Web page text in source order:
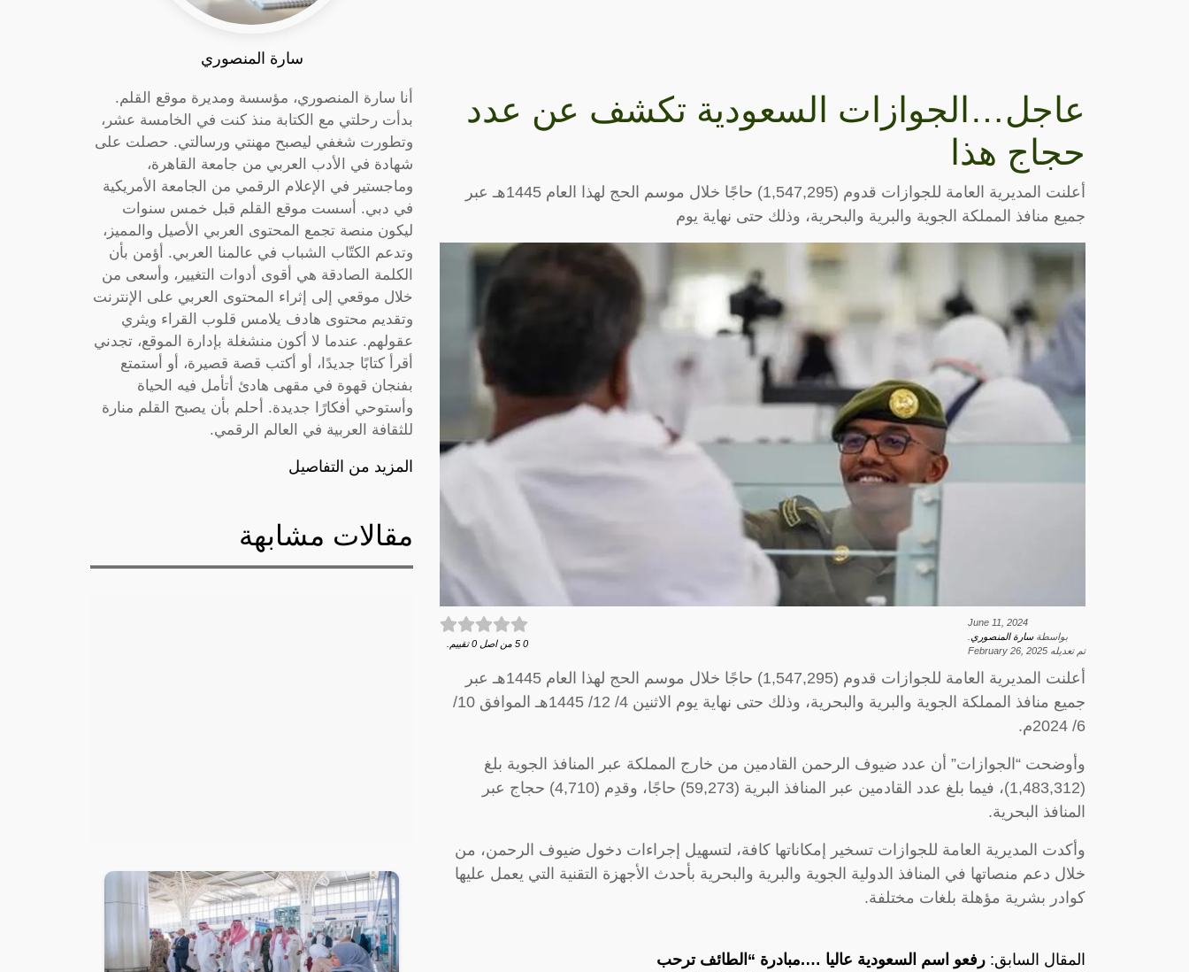
عاجل…الجوازات السعودية تكشف عن عدد
حجاج هذا
أعلنت المديرية العامة للجوازات قدوم (1,547,295) حاجًا خلال موسم الحج لهذا العام 1445هـ عبر
جميع منافذ المملكة الجوية والبرية والبحرية، وذلك حتى نهاية يوم
June 11, 2024
بواسطةسارة المنصوري
تم تعديله February 26, 2025
0
5 من اصل 0 تقييم.
أعلنت المديرية العامة للجوازات قدوم (1,547,295) حاجًا خلال موسم الحج لهذا العام 1445هـ عبر
جميع منافذ المملكة الجوية والبرية والبحرية، وذلك حتى نهاية يوم الاثنين 4/ 12/ 1445هـ الموافق 10/
6/ 2024م.
وأوضحت “الجوازات” أن عدد ضيوف الرحمن القادمين من خارج المملكة عبر المنافذ الجوية بلغ
(1,483,312)، فيما بلغ عدد القادمين عبر المنافذ البرية (59,273) حاجًا، وقدِم (4,710) حجاج عبر
المنافذ البحرية.
وأكدت المديرية العامة للجوازات تسخير إمكاناتها كافة، لتسهيل إجراءات دخول ضيوف الرحمن، من
خلال دعم منصاتها في المنافذ الدولية الجوية والبرية والبحرية بأحدث الأجهزة التقنية التي يعمل عليها
كوادر بشرية مؤهلة بلغات مختلفة. ‏
المقال السابق: رفعو اسم السعودية عاليا ….مبادرة “الطائف ترحب
سارة المنصوري
أنا سارة المنصوري، مؤسسة ومديرة موقع القلم.
بدأت رحلتي مع الكتابة منذ كنت في الخامسة عشر،
وتطورت شغفي ليصبح مهنتي ورسالتي. حصلت على
شهادة في الأدب العربي من جامعة القاهرة،
وماجستير في الإعلام الرقمي من الجامعة الأمريكية
في دبي. أسست موقع القلم قبل خمس سنوات
ليكون منصة تجمع المحتوى العربي الأصيل والمميز،
وتدعم الكتّاب الشباب في عالمنا العربي. أؤمن بأن
الكلمة الصادقة هي أقوى أدوات التغيير، وأسعى من
خلال موقعي إلى إثراء المحتوى العربي على الإنترنت
وتقديم محتوى هادف يلامس قلوب القراء ويثري
عقولهم. عندما لا أكون منشغلة بإدارة الموقع، تجدني
أقرأ كتابًا جديدًا، أو أكتب قصة قصيرة، أو أستمتع
بفنجان قهوة في مقهى هادئ أتأمل فيه الحياة
وأستوحي أفكارًا جديدة. أحلم بأن يصبح القلم منارة
للثقافة العربية في العالم الرقمي.
المزيد من التفاصيل
مقالات مشابهة